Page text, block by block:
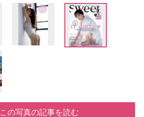
この写真の記事を読む